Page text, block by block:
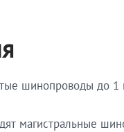
шинопроводы до 1
магистральные